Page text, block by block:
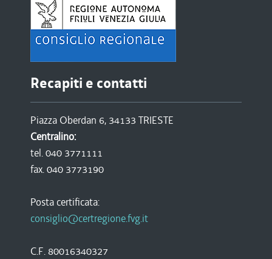
Recapiti e contatti
Piazza Oberdan 6, 34133 TRIESTE
Centralino:
tel. 040 3771111
fax. 040 3773190
Posta certificata:
consiglio@certregione.fvg.it
C.F. 80016340327